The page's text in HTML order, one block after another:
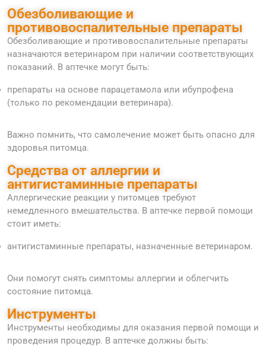
Обезболивающие и
противовоспалительные препараты
Обезболивающие и противовоспалительные препараты
назначаются ветеринаром при наличии соответствующих
показаний. В аптечке могут быть:
препараты на основе парацетамола или ибупрофена
(только по рекомендации ветеринара).
Важно помнить, что самолечение может быть опасно для
здоровья питомца.
Средства от аллергии и
антигистаминные препараты
Аллергические реакции у питомцев требуют
немедленного вмешательства. В аптечке первой помощи
стоит иметь:
антигистаминные препараты, назначенные ветеринаром.
Они помогут снять симптомы аллергии и облегчить
состояние питомца.
Инструменты
Инструменты необходимы для оказания первой помощи и
проведения процедур. В аптечке должны быть: